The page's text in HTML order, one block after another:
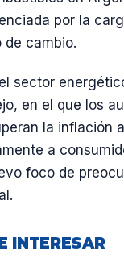
por la
de cambio.
sector
en el que los
la inflación
a
foco de
INTERESAR